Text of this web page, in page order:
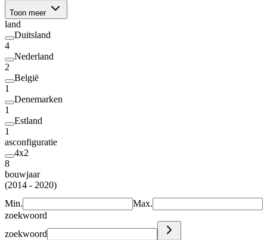
Toon meer
land
Duitsland
4
Nederland
2
België
1
Denemarken
1
Estland
1
asconfiguratie
4x2
8
bouwjaar
(2014 - 2020)
Min.
Max.
zoekwoord
zoekwoord